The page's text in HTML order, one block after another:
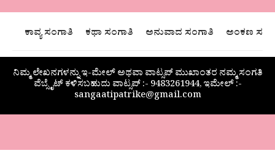
ಕಾವ್ಯ ಸಂಗಾತಿ ಕಥಾ ಸಂಗಾತಿ ಅನುವಾದ ಸಂಗಾತಿ ಅಂಕಣ
ನಿಮ್ಮ ಲೇಖನಗಳನ್ನು ಇ-ಮೇಲ್ ಅಥವಾ ವಾಟ್ಸಪ್ ಮುಖಾಂತರ ನಮ್ಮ ಸಂಗತಿ
ವೆಬ್ಸೈಟ್ ಕಳಿಸಬಹುದು ವಾಟ್ಸಪ್‌ :- 9483261944, ಇಮೇಲ್ :-
sangaatipatrike@gmail.com